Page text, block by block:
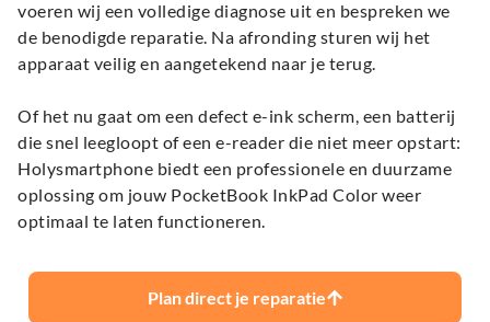
voeren wij een volledige diagnose uit en bespreken we
de benodigde reparatie. Na afronding sturen wij het
apparaat veilig en aangetekend naar je terug.
Of het nu gaat om een defect e-ink scherm, een batterij
die snel leegloopt of een e-reader die niet meer opstart:
Holysmartphone biedt een professionele en duurzame
oplossing om jouw PocketBook InkPad Color weer
optimaal te laten functioneren.
Plan direct je reparatie